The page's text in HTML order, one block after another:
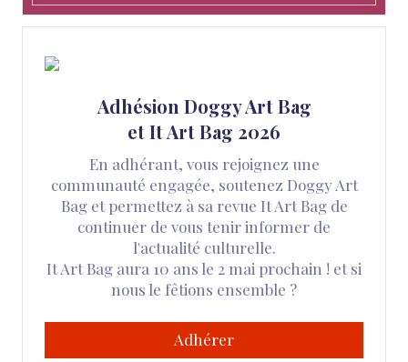
Adhésion Doggy Art Bag
et It Art Bag 2026
En adhérant, vous rejoignez une
communauté engagée, soutenez Doggy Art
Bag et permettez à sa revue It Art Bag de
continuer de vous tenir informer de
l'actualité culturelle.
It Art Bag aura 10 ans le 2 mai prochain ! et si
nous le fêtions ensemble ?
Adhérer